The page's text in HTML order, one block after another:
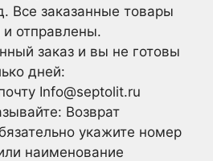
Все заказанные товары
отправлены.
заказ и вы не готовы
дней:
Info@septolit.ru
Возврат
укажите номер
наименование